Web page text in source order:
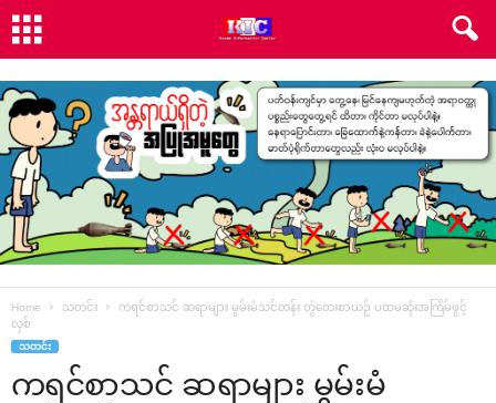
Home သတင်း
ကရင်စာသင် ဆရာများ မွမ်းမံသင်တန်း တွံ‌တေးစာယဉ် ပထမဆုံးအကြိမ်ဖွင့်
လှစ်
သတင်း
ကရင်စာသင် ဆရာများ မွမ်းမံ